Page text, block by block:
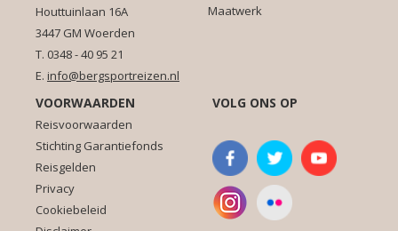
Houttuinlaan 16A
3447 GM Woerden
T. 0348 - 40 95 21
E. info@bergsportreizen.nl
Maatwerk
VOORWAARDEN
Reisvoorwaarden
Stichting Garantiefonds
Reisgelden
Privacy
Cookiebeleid
VOLG ONS OP